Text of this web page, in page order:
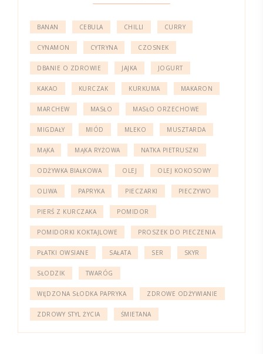
BANAN CEBULA CHILLI CURRY
CYNAMON CYTRYNA CZOSNEK
DBANIE O ZDROWIE JAJKA JOGURT
KAKAO KURCZAK KURKUMA MAKARON
MARCHEW MASŁO MASŁO ORZECHOWE
MIGDAŁY MIÓD MLEKO MUSZTARDA
MĄKA MĄKA RYŻOWA NATKA PIETRUSZKI
ODŻYWKA BIAŁKOWA OLEJ OLEJ KOKOSOWY
OLIWA PAPRYKA PIECZARKI PIECZYWO
PIERŚ Z KURCZAKA POMIDOR
POMIDORKI KOKTAJLOWE PROSZEK DO PIECZENIA
PŁATKI OWSIANE SAŁATA SER SKYR
SŁODZIK TWARÓG
WĘDZONA SŁODKA PAPRYKA ZDROWE ODŻYWIANIE
ZDROWY STYL ŻYCIA ŚMIETANA